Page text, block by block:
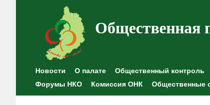
Общественная
Новости О палате Общественный контроль
Форумы НКО
Комиссия ОНК Общественные